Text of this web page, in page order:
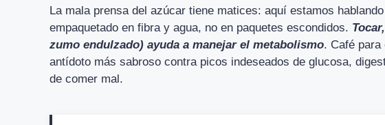
La mala prensa del azúcar tiene matices: aquí estamos
empaquetado en fibra y agua, no en paquetes escondidos.
zumo endulzado) ayuda a manejar el metabolismo. Café para
antídoto más sabroso contra picos indeseados de glucosa,
de comer mal.